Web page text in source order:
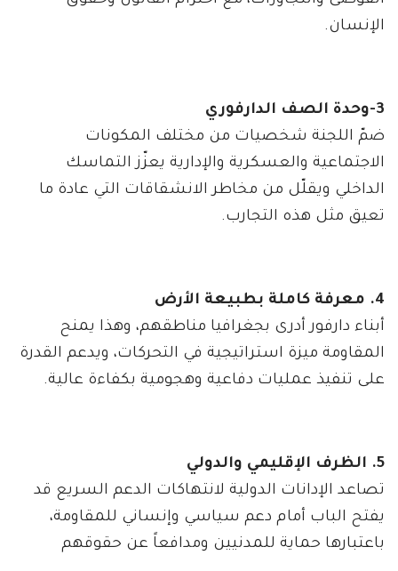
الإنسان.
3-وحدة الصف الدارفوري
ضمّ اللجنة شخصيات من مختلف المكونات
الاجتماعية والعسكرية والإدارية يعزّز التماسك
الداخلي ويقلّل من مخاطر الانشقاقات التي عادة ما
تعيق مثل هذه التجارب.
4. معرفة كاملة بطبيعة الأرض
أبناء دارفور أدرى بجغرافيا مناطقهم، وهذا يمنح
المقاومة ميزة استراتيجية في التحركات، ويدعم القدرة
على تنفيذ عمليات دفاعية وهجومية بكفاءة عالية.
5. الظرف الإقليمي والدولي
تصاعد الإدانات الدولية لانتهاكات الدعم السريع قد
يفتح الباب أمام دعم سياسي وإنساني للمقاومة،
باعتبارها حماية للمدنيين ومدافعاً عن حقوقهم